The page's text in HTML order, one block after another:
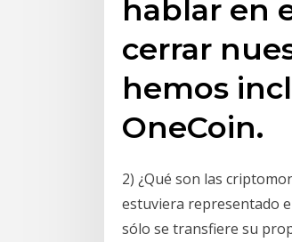
hablar en
cerrar
hemos
OneCoin.
2) ¿Qué son las
estuviera representado
sólo se transfiere su